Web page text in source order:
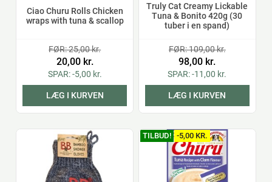
Ciao Churu Rolls Chicken
wraps with tuna & scallop
FØR: 25,00 kr.
20,00 kr.
SPAR: -5,00 kr.
LÆG I KURVEN
Truly Cat Creamy Lickable
Tuna & Bonito 420g (30
tuber i en spand)
FØR: 109,00 kr.
98,00 kr.
SPAR: -11,00 kr.
LÆG I KURVEN
TILBUD! -5,00 KR.